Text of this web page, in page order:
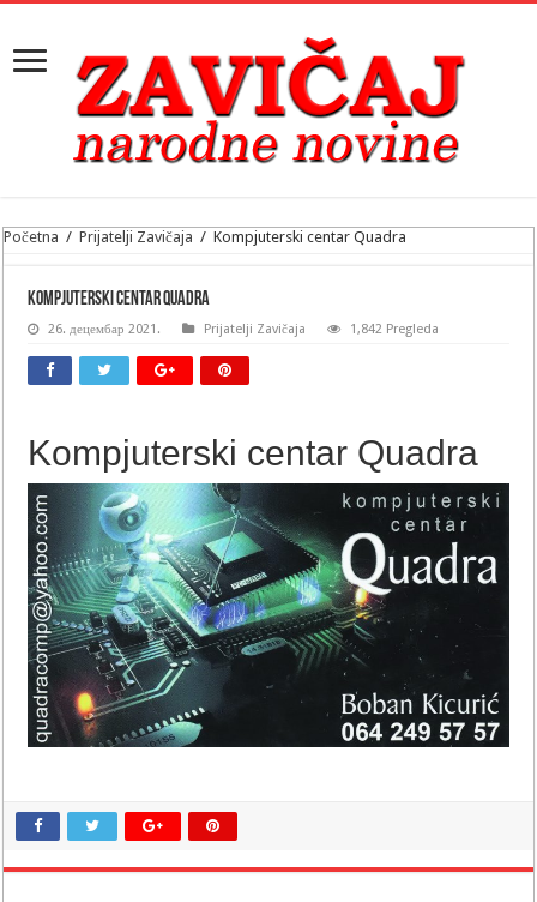
Početna / Prijatelji Zavičaja / Kompjuterski centar Quadra
Kompjuterski centar Quadra
26. децембар 2021. Prijatelji Zavičaja 1,842 Pregleda
Kompjuterski centar Quadra